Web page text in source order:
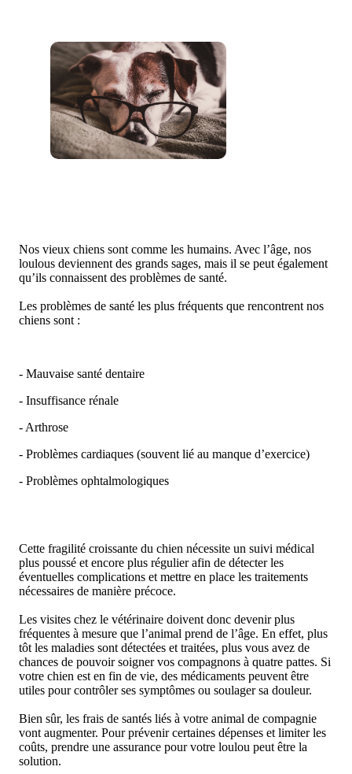
Nos vieux chiens sont comme les humains. Avec l’âge, nos
loulous deviennent des grands sages, mais il se peut également
qu’ils connaissent des problèmes de santé.
Les problèmes de santé les plus fréquents que rencontrent nos
chiens sont :
- Mauvaise santé dentaire
- Insuffisance rénale
- Arthrose
- Problèmes cardiaques (souvent lié au manque d’exercice)
- Problèmes ophtalmologiques
Cette fragilité croissante du chien nécessite un suivi médical
plus poussé et encore plus régulier afin de détecter les
éventuelles complications et mettre en place les traitements
nécessaires de manière précoce.
Les visites chez le vétérinaire doivent donc devenir plus
fréquentes à mesure que l’animal prend de l’âge. En effet, plus
tôt les maladies sont détectées et traitées, plus vous avez de
chances de pouvoir soigner vos compagnons à quatre pattes. Si
votre chien est en fin de vie, des médicaments peuvent être
utiles pour contrôler ses symptômes ou soulager sa douleur.
Bien sûr, les frais de santés liés à votre animal de compagnie
vont augmenter. Pour prévenir certaines dépenses et limiter les
coûts, prendre une assurance pour votre loulou peut être la
solution.